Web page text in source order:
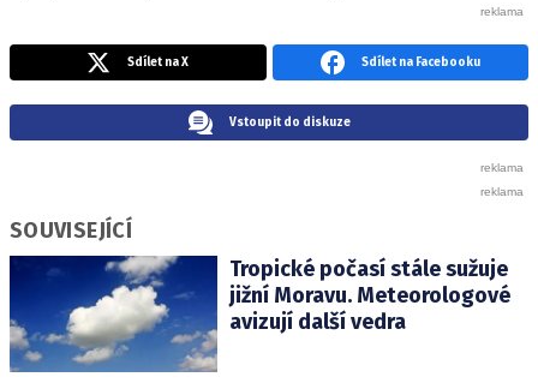
Sdílet na X Sdílet na Facebooku
Vstoupit do diskuze
SOUVISEJÍCÍ
Tropické počasí stále sužuje
jižní Moravu. Meteorologové
avizují další vedra